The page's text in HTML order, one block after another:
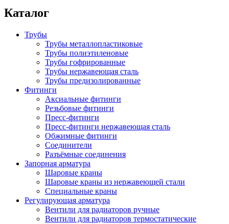
Каталог
Трубы
Трубы металлопластиковые
Трубы полиэтиленовые
Трубы гофрированные
Трубы нержавеющая сталь
Трубы предизолированные
Фитинги
Аксиальные фитинги
Резьбовые фитинги
Пресс-фитинги
Пресс-фитинги нержавеющая сталь
Обжимные фитинги
Соединители
Разъёмные соединения
Запорная арматура
Шаровые краны
Шаровые краны из нержавеющей стали
Специальные краны
Регулирующая арматура
Вентили для радиаторов ручные
Вентили для радиаторов термостатические